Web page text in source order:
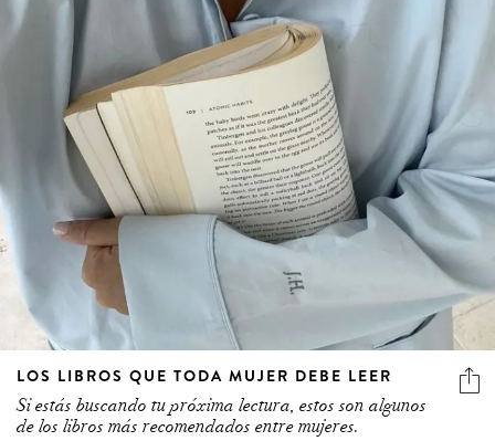
LOS LIBROS QUE TODA MUJER DEBE LEER
Si estás buscando tu próxima lectura, estos son algunos
de los libros más recomendados entre mujeres.